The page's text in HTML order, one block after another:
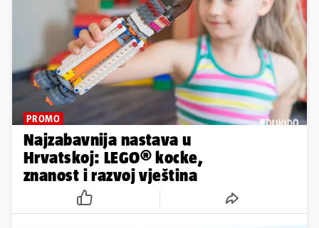
PROMO
Najzabavnija nastava u
Hrvatskoj: LEGO® kocke,
znanost i razvoj vještina